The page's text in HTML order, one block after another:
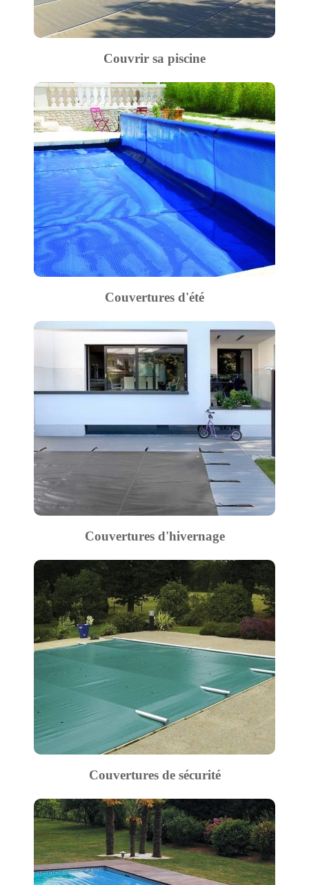
Couvrir sa piscine
Couvertures d'été
Couvertures d'hivernage
Couvertures de sécurité